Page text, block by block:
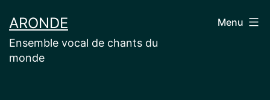
au
contenu
ARONDE
Ensemble vocal de chants du
monde
Menu